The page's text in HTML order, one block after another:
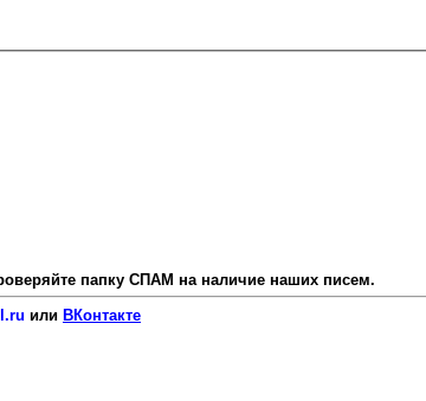
папку СПАМ на наличие наших писем.
или ВКонтакте